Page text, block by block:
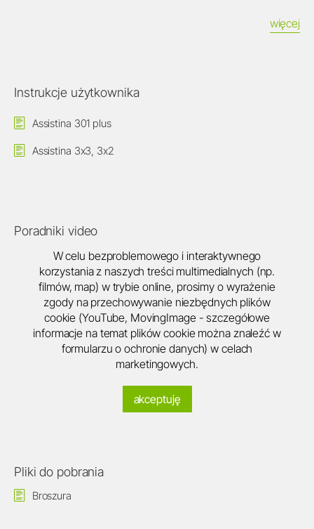
więcej
Instrukcje użytkownika
Assistina 301 plus
Assistina 3x3, 3x2
Poradniki video
W celu bezproblemowego i interaktywnego
korzystania z naszych treści multimedialnych (np.
filmów, map) w trybie online, prosimy o wyrażenie
zgody na przechowywanie niezbędnych plików
cookie (YouTube, MovingImage - szczegółowe
informacje na temat plików cookie można znaleźć w
formularzu o ochronie danych) w celach
marketingowych.
akceptuję
Pliki do pobrania
Broszura